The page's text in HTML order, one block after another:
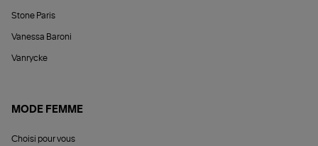
Stone Paris
Vanessa Baroni
Vanrycke
MODE FEMME
Choisi pour vous